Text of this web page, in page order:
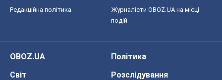
Редакційна політика
Журналісти OBOZ.UA на місці
подій
OBOZ.UA
Політика
Світ
Розслідування